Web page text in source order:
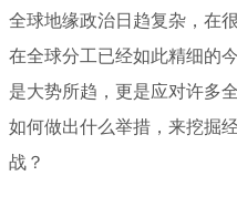
全球地缘政治日趋复杂，在
在全球分工已经如此精细的
是大势所趋，更是应对许多
如何做出什么举措，来挖掘
战？